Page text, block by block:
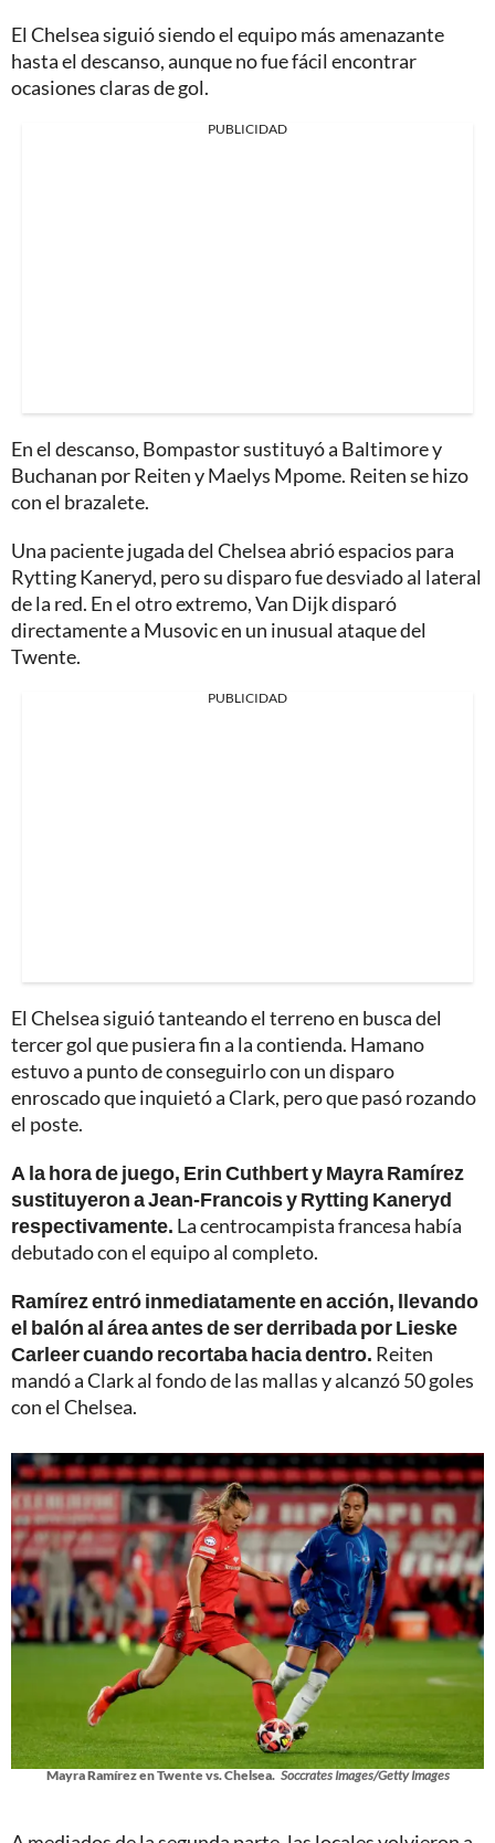
El Chelsea siguió siendo el equipo más amenazante
hasta el descanso, aunque no fue fácil encontrar
ocasiones claras de gol.
PUBLICIDAD
En el descanso, Bompastor sustituyó a Baltimore y
Buchanan por Reiten y Maelys Mpome. Reiten se hizo
con el brazalete.
Una paciente jugada del Chelsea abrió espacios para
Rytting Kaneryd, pero su disparo fue desviado al lateral
de la red. En el otro extremo, Van Dijk disparó
directamente a Musovic en un inusual ataque del
Twente.
PUBLICIDAD
El Chelsea siguió tanteando el terreno en busca del
tercer gol que pusiera fin a la contienda. Hamano
estuvo a punto de conseguirlo con un disparo
enroscado que inquietó a Clark, pero que pasó rozando
el poste.
A la hora de juego, Erin Cuthbert y Mayra Ramírez
sustituyeron a Jean-Francois y Rytting Kaneryd
respectivamente. La centrocampista francesa había
debutado con el equipo al completo.
Ramírez entró inmediatamente en acción, llevando
el balón al área antes de ser derribada por Lieske
Carleer cuando recortaba hacia dentro. Reiten
mandó a Clark al fondo de las mallas y alcanzó 50 goles
con el Chelsea.
Mayra Ramírez en Twente vs. Chelsea. Soccrates Images/Getty Images